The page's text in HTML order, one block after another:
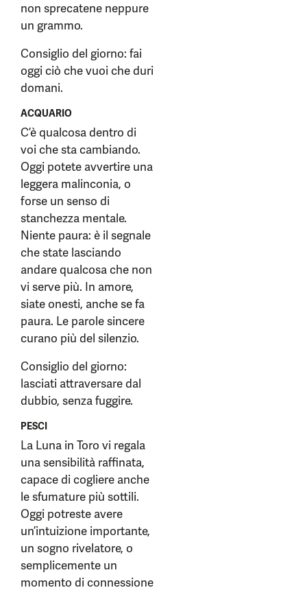
non sprecatene neppure
un grammo.
Consiglio del giorno: fai
oggi ciò che vuoi che duri
domani.
ACQUARIO
C’è qualcosa dentro di
voi che sta cambiando.
Oggi potete avvertire una
leggera malinconia, o
forse un senso di
stanchezza mentale.
Niente paura: è il segnale
che state lasciando
andare qualcosa che non
vi serve più. In amore,
siate onesti, anche se fa
paura. Le parole sincere
curano più del silenzio.
Consiglio del giorno:
lasciati attraversare dal
dubbio, senza fuggire.
PESCI
La Luna in Toro vi regala
una sensibilità raffinata,
capace di cogliere anche
le sfumature più sottili.
Oggi potreste avere
un’intuizione importante,
un sogno rivelatore, o
semplicemente un
momento di connessione